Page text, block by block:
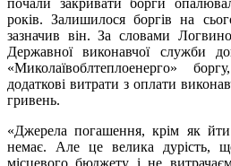
почали закривати борги
років. Залишилося боргів на
зазначив він. За словами
Державної виконавчої служби
«Миколаївоблтеплоенерго»
додаткові витрати з оплати
гривень.
«Джерела погашення, крім як
немає. Але це велика дурість,